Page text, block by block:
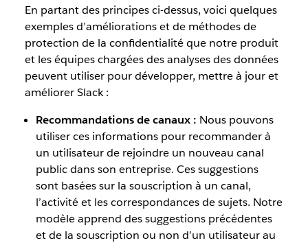
En partant des principes ci-dessus, voici quelques
exemples d’améliorations et de méthodes de
protection de la confidentialité que notre produit
et les équipes chargées des analyses des données
peuvent utiliser pour développer, mettre à jour et
améliorer Slack :
Recommandations de canaux : Nous pouvons
utiliser ces informations pour recommander à
un utilisateur de rejoindre un nouveau canal
public dans son entreprise. Ces suggestions
sont basées sur la souscription à un canal,
l’activité et les correspondances de sujets. Notre
modèle apprend des suggestions précédentes
et de la souscription ou non d’un utilisateur au